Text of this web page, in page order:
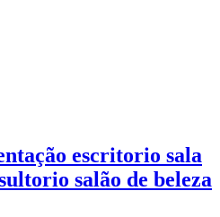
escritorio sala
salão de beleza